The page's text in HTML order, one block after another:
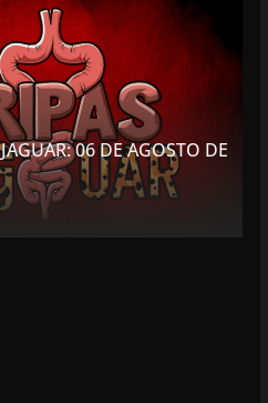
06 DE AGOSTO DE